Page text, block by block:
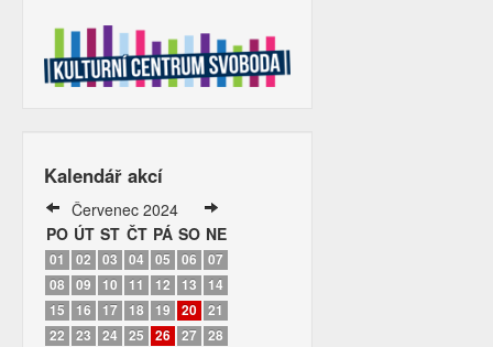
Kalendář akcí
Červenec 2024
PO ÚT ST ČT PÁ SO NE
01 02 03 04 05 06
07
08
09 10 11 12 13
14
15
16 17 18 19 20
21
22
23 24 25 26 27 28